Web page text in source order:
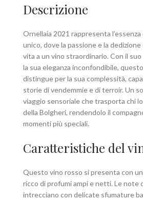
Descrizione
Ornellaia 2021 rappresenta
unico, dove la passione e la
vita a un vino straordinario. Con il
la sua eleganza inconfondibile,
distingue per la sua complessità,
storie di vendemmie e di terroir. Un
viaggio sensoriale che trasporta chi
della Bolgheri, rendendolo il
momenti più speciali.
Caratteristiche del
Questo vino rosso si presenta con
ricco di profumi ampi e netti. Le note
intrecciano con delicate sfumature